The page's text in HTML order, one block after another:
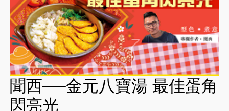
聞西──金元八寶湯 最佳蛋角
閃亮光